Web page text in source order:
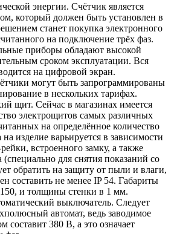
энергии. Счётчик является
который должен быть установлен в
станет покупка электронного
на подключение трёх фаз.
приборы обладают высокой
сроком эксплуатации. Вся
на цифровой экран.
могут быть запрограммированы
в нескольких тарифах.
щит. Сейчас в магазинах имеется
электрощитов самых различных
на определённое количество
изделие варьируется в зависимости
встроенного замку, а также
(специально для снятия показаний со
обратить на защиту от пыли и влаги,
составить не менее IP 54. Габариты
и толщины стенки в 1 мм.
выключатель. Следует
автомат, ведь заводимое
составит 380 В, а это означает